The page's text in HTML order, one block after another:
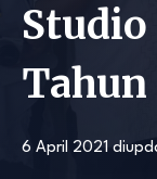
Tahun
6 April 2021